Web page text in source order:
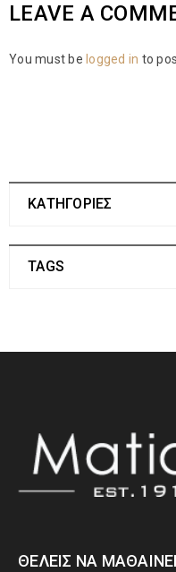
LEAVE A
You must be logged in to
ΚΑΤΗΓΟΡΙΕΣ
TAGS
ΘΈΛΕΙΣ ΝΑ